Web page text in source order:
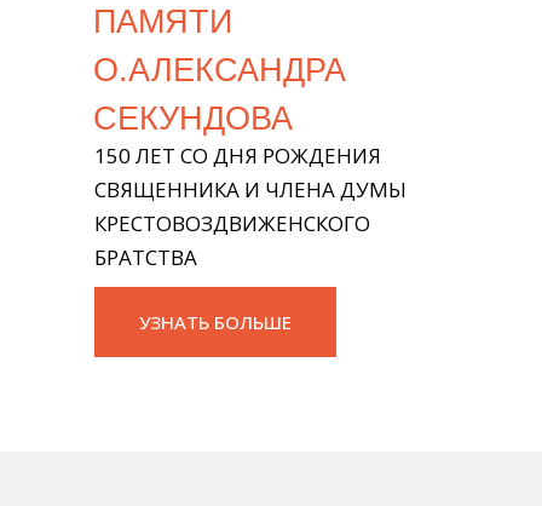
УЗНАТЬ БОЛЬШЕ
ПАМЯТИ
О.АЛЕКСАНДРА
СЕКУНДОВА
150 ЛЕТ СО ДНЯ РОЖДЕНИЯ
СВЯЩЕННИКА И ЧЛЕНА ДУМЫ
КРЕСТОВОЗДВИЖЕНСКОГО
БРАТСТВА